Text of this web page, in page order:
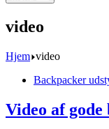
video
Hjem video
Backpacker
Video af